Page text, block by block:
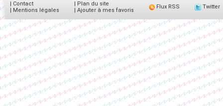
| Contact
| Mentions légales
| Plan du site
| Ajouter à mes favoris
Flux RSS Twitter